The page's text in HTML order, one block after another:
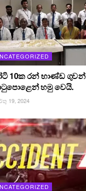
10ක රන් භාණ්ඩ ගුවන්
හමු වෙයි.
19, 2024